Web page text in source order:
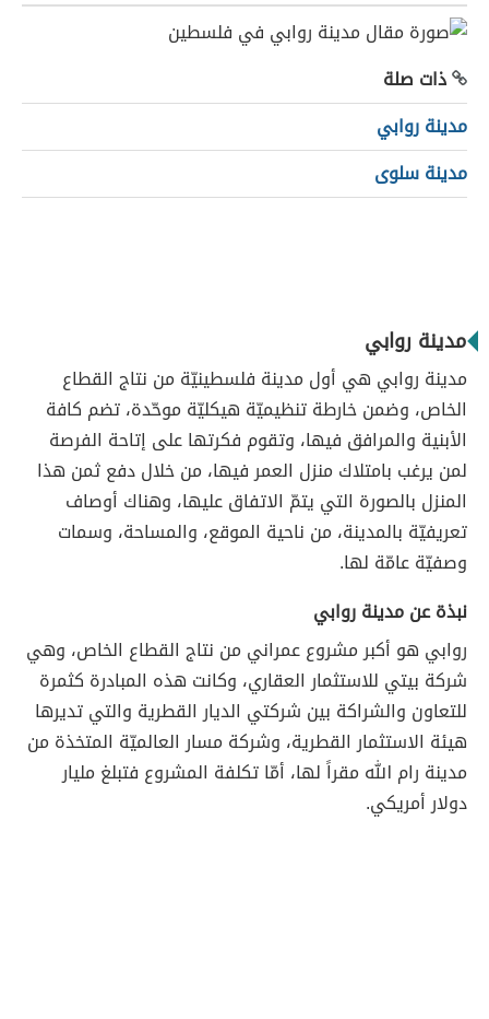
ذات صلة
مدينة روابي
مدينة سلوى
مدينة روابي
مدينة روابي هي أول مدينة فلسطينيّة من نتاج القطاع
الخاص، وضمن خارطة تنظيميّة هيكليّة موحّدة، تضم كافة
الأبنية والمرافق فيها، وتقوم فكرتها على إتاحة الفرصة
لمن يرغب بامتلاك منزل العمر فيها، من خلال دفع ثمن هذا
المنزل بالصورة التي يتمّ الاتفاق عليها، وهناك أوصاف
تعريفيّة بالمدينة، من ناحية الموقع، والمساحة، وسمات
وصفيّة عامّة لها.
نبذة عن مدينة روابي
روابي هو أكبر مشروع عمراني من نتاج القطاع الخاص، وهي
شركة بيتي للاستثمار العقاري، وكانت هذه المبادرة كثمرة
للتعاون والشراكة بين شركتي الديار القطرية والتي تديرها
هيئة الاستثمار القطرية، وشركة مسار العالميّة المتخذة من
مدينة رام الله مقراً لها، أمّا تكلفة المشروع فتبلغ مليار
دولار أمريكي.